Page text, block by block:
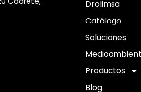
Drolimsa
Catálogo
Soluciones
Productos
Blog